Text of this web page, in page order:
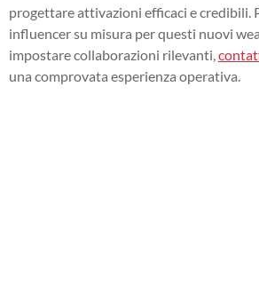
progettare attivazioni efficaci e credibili.
influencer su misura per questi nuovi
impostare collaborazioni rilevanti,
una comprovata esperienza operativa.